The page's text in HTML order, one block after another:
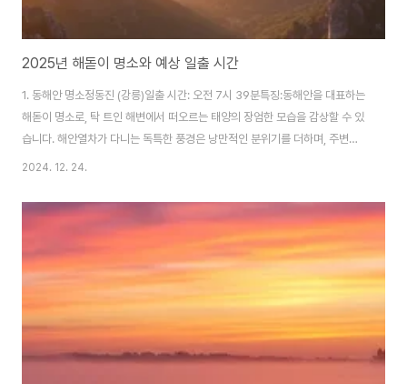
2025년 해돋이 명소와 예상 일출 시간
1. 동해안 명소정동진 (강릉)일출 시간: 오전 7시 39분특징:동해안을 대표하는
해돋이 명소로, 탁 트인 해변에서 떠오르는 태양의 장엄한 모습을 감상할 수 있
습니다. 해안열차가 다니는 독특한 풍경은 낭만적인 분위기를 더하며, 주변에
정동진 모래시계 공원이 있어 새해맞이 여행지로도 제격입니다.경포대 (강릉)
떠오르는 모습을 감상할 수 있습니다. 경포대는 가족 단위 여행객들에게 인기
가 높으며, 일출 후 경포호를 따라 산책하거나 주변 카페에서 아침을 즐길 수 있
어 새해 첫날을 풍요롭게 시작하기 좋습니다.울산 간절곶일출 시간: 오전 7시
31분특징:한국에서 새해 첫 해를 가장 먼저 볼 수 있는 장소 중 하나로, 해가 수
2024. 12. 24.